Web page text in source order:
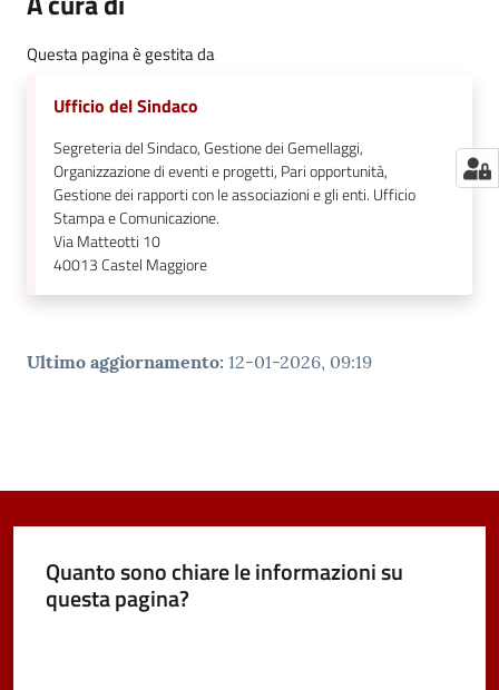
Questa pagina è gestita da
Ufficio del Sindaco
Segreteria del Sindaco, Gestione dei Gemellaggi,
Organizzazione di eventi e progetti, Pari opportunità,
Gestione dei rapporti con le associazioni e gli enti. Ufficio
Stampa e Comunicazione.
Via Matteotti 10
40013Castel Maggiore
Ultimo aggiornamento: 12-01-2026, 09:19
Quanto sono chiare le informazioni su
questa pagina?